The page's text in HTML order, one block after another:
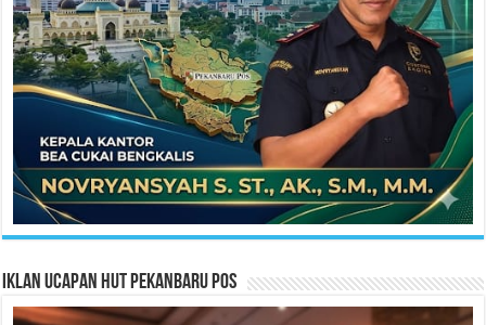
Iklan Ucapan HUT Pekanbaru Pos